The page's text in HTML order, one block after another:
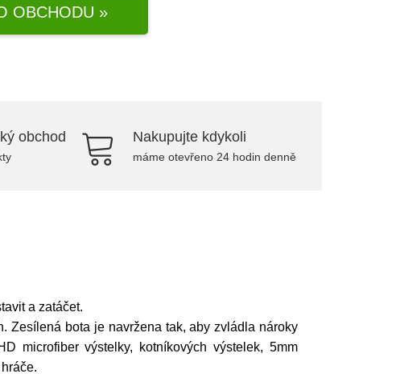
OBCHODU »
obchod Nakupujte kdykoli
máme otevřeno 24 hodin denně
a zatáčet.
Zesílená bota je navržena tak, aby zvládla nároky
microfiber výstelky, kotníkových výstelek, 5mm